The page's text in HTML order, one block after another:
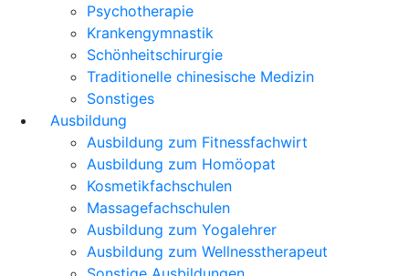
Psychotherapie
Krankengymnastik
Schönheitschirurgie
Traditionelle chinesische Medizin
Sonstiges
Ausbildung
Ausbildung zum Fitnessfachwirt
Ausbildung zum Homöopat
Kosmetikfachschulen
Massagefachschulen
Ausbildung zum Yogalehrer
Ausbildung zum Wellnesstherapeut